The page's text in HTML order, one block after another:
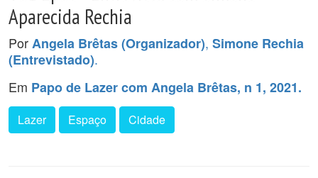
Aparecida Rechia
PorAngela Brêtas (Organizador), Simone Rechia
(Entrevistado).
Em Papo de Lazer com Angela Brêtas, n 1, 2021.
Lazer Espaço Cidade